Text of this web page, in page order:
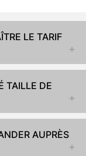
LE TARIF
TAILLE DE
AUPRÈS